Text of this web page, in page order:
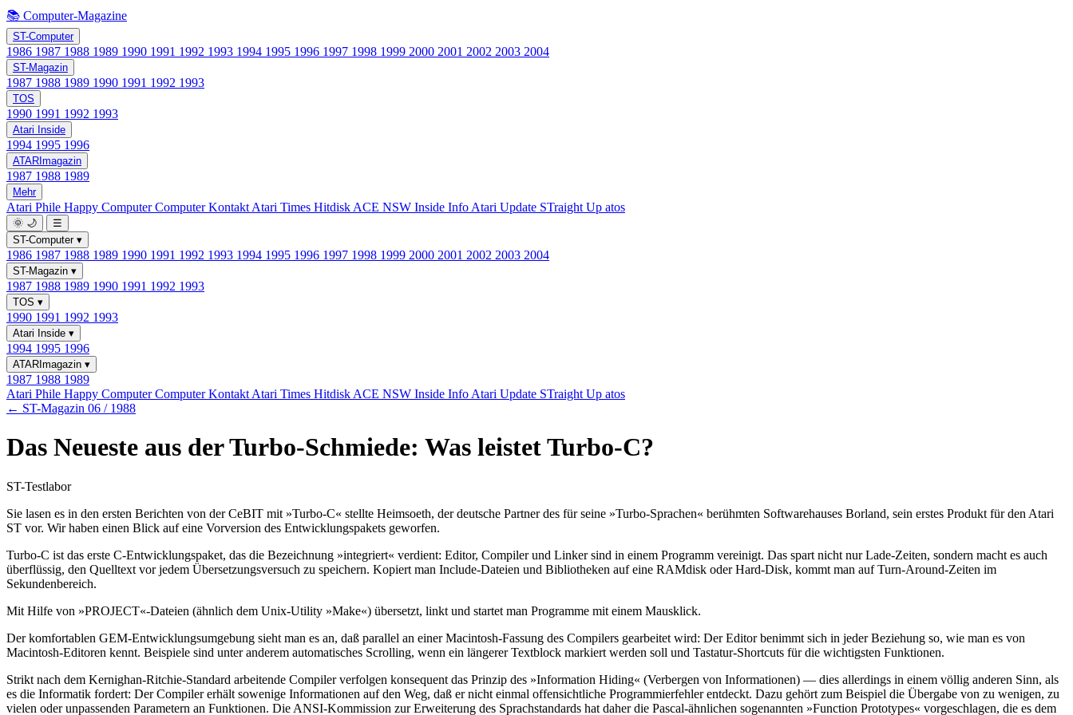
📚 Computer-Magazine
ST-Computer
1986 1987 1988 1989 1990 1991 1992 1993 1994 1995 1996 1997 1998 1999 2000 2001 2002 2003 2004
ST-Magazin
1987 1988 1989 1990 1991 1992 1993
TOS
1990 1991 1992 1993
Atari Inside
1994 1995 1996
ATARImagazin
1987 1988 1989
Mehr
Atari Phile Happy ComputerComputer Kontakt Atari Times Hitdisk ACE NSW Inside Info Atari Update STraight Up atos
🌞 🌙
☰
ST-Computer ▾
1986 1987 1988 1989 1990 1991 1992 1993 1994 1995 1996 1997 1998 1999 2000 2001 2002 2003 2004
ST-Magazin ▾
1987 1988 1989 1990 1991 1992 1993
TOS ▾
1990 1991 1992 1993
Atari Inside ▾
1994 1995 1996
ATARImagazin ▾
1987 1988 1989
Atari Phile Happy ComputerComputer Kontakt Atari Times Hitdisk ACE NSW Inside Info Atari Update STraight Up atos
← ST-Magazin 06 / 1988
Das Neueste aus der Turbo-Schmiede: Was leistet Turbo-C?
ST-Testlabor
Sie lasen es in den ersten Berichten von der CeBIT mit »Turbo-C« stellte Heimsoeth, der deutsche Partner des für seine »Turbo-Sprachen« berühmten Softwarehauses Borland, sein erstes Produkt für den Atari
ST vor. Wir haben einen Blick auf eine Vorversion des Entwicklungspakets geworfen.
Turbo-C ist das erste C-Entwicklungspaket, das die Bezeichnung »integriert« verdient: Editor, Compiler und Linker sind in einem Programm vereinigt. Das spart nicht nur Lade-Zeiten, sondern macht es auch
überflüssig, den Quelltext vor jedem Übersetzungsversuch zu speichern. Kopiert man Include-Dateien und Bibliotheken auf eine RAMdisk oder Hard-Disk, kommt man auf Turn-Around-Zeiten im
Sekundenbereich.
Mit Hilfe von »PROJECT«-Dateien (ähnlich dem Unix-Utility »Make«) übersetzt, linkt und startet man Programme mit einem Mausklick.
Der komfortablen GEM-Entwicklungsumgebung sieht man es an, daß parallel an einer Macintosh-Fassung des Compilers gearbeitet wird: Der Editor benimmt sich in jeder Beziehung so, wie man es von
Macintosh-Editoren kennt. Beispiele sind unter anderem automatisches Scrolling, wenn ein längerer Textblock markiert werden soll und Tastatur-Shortcuts für die wichtigsten Funktionen.
Strikt nach dem Kernighan-Ritchie-Standard arbeitende Compiler verfolgen konsequent das Prinzip des »Information Hiding« (Verbergen von Informationen) — dies allerdings in einem völlig anderen Sinn, als
es die Informatik fordert: Der Compiler erhält sowenige Informationen auf den Weg, daß er nicht einmal offensichtliche Programmierfehler entdeckt. Dazu gehört zum Beispiel die Übergabe von zu wenigen, zu
vielen oder unpassenden Parametern an Funktionen. Die ANSI-Kommission zur Erweiterung des Sprachstandards hat daher die Pascal-ähnlichen sogenannten »Function Prototypes« vorgeschlagen, die es dem